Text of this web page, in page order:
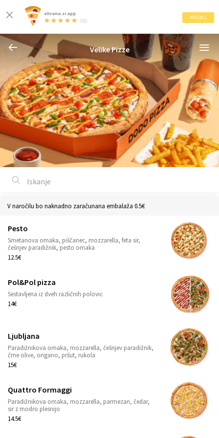
ehrana.si app
(53)
INSTALL
Velike Pizze
V naročilu bo naknadno zaračunana embalaža 0.5€
Pesto
Smetanova omaka, piščanec, mozzarella, feta sir,
češnjev paradižnik, pesto omaka
12.5€
Pol&Pol pizza
Sestavljena iz dveh različnih polovic
14€
Ljubljana
Paradižnikova omaka, mozzarella, češnjev paradižnik,
črne olive, origano, pršut, rukola
15€
Quattro Formaggi
Paradižnikova omaka, mozzarella, parmezan, čedar,
sir z modro plesnijo
14.5€